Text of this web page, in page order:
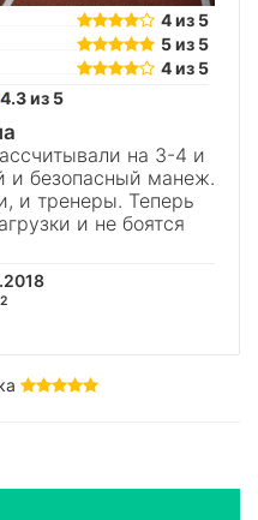
4 из 5
5 из 5
4 из 5
4.3 из 5
на 3-4 и
и безопасный манеж.
и тренеры. Теперь
и не боятся
2